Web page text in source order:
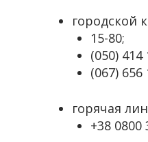
городской
15-80;
(050) 414
(067) 656
горячая
+38 0800